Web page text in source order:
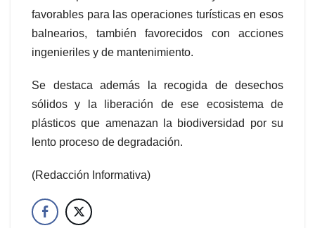
favorables para las operaciones turísticas en esos
balnearios, también favorecidos con acciones
ingenieriles y de mantenimiento.
Se destaca además la recogida de desechos
sólidos y la liberación de ese ecosistema de
plásticos que amenazan la biodiversidad por su
lento proceso de degradación.
(Redacción Informativa)